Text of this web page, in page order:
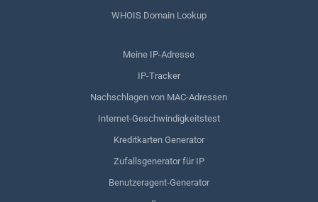
WHOIS Domain Lookup
Meine IP-Adresse
IP-Tracker
Nachschlagen von MAC-Adressen
Internet-Geschwindigkeitstest
Kreditkarten Generator
Zufallsgenerator für IP
Benutzeragent-Generator